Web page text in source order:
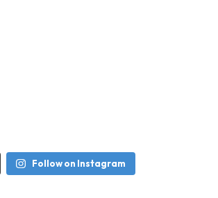
Follow on Instagram